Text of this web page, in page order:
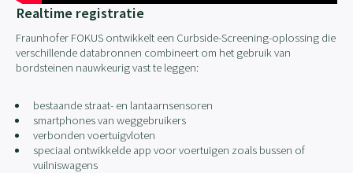
Realtime registratie
Fraunhofer FOKUS ontwikkelt een Curbside-Screening-oplossing die
verschillende databronnen combineert om het gebruik van
bordsteinen nauwkeurig vast te leggen:
bestaande straat- en lantaarnsensoren
smartphones van weggebruikers
verbonden voertuigvloten
speciaal ontwikkelde app voor voertuigen zoals bussen of
vuilniswagens